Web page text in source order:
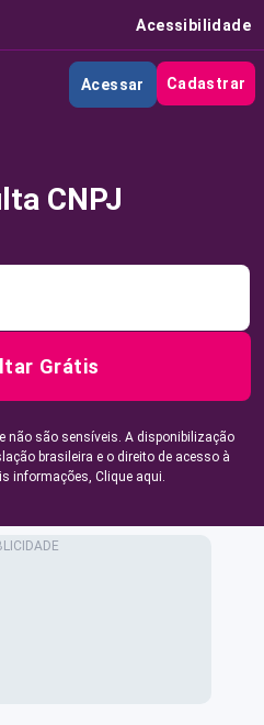
Acessibilidade
Acessar Cadastrar
CNPJ
Grátis
não são sensíveis. A disponibilização
brasileira e o direito de acesso à
informações, Clique aqui.